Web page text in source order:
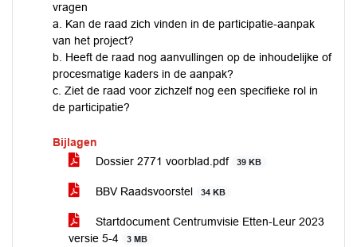
vragen
a. Kan de raad zich vinden in de participatie-aanpak
van het project?
b. Heeft de raad nog aanvullingen op de inhoudelijke of
procesmatige kaders in de aanpak?
c. Ziet de raad voor zichzelf nog een specifieke rol in
de participatie?
Bijlagen
Dossier 2771 voorblad.pdf
39 KB
BBV Raadsvoorstel 34 KB
Startdocument Centrumvisie Etten-Leur 2023
versie 5-4
3 MB